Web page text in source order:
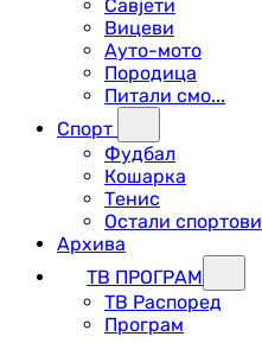
Савјети
Вицеви
Ауто-мото
Породица
Питали смо...
Спорт
Фудбал
Кошарка
Тенис
Остали спортови
Архива
ТВ ПРОГРАМ
ТВ Распоред
Програм